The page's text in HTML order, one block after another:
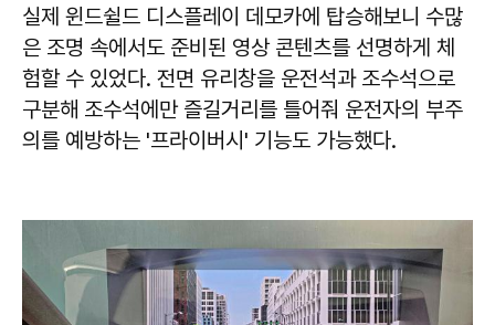
실제 윈드쉴드 디스플레이 데모카에 탑승해보니 수많
은 조명 속에서도 준비된 영상 콘텐츠를 선명하게 체
험할 수 있었다. 전면 유리창을 운전석과 조수석으로
구분해 조수석에만 즐길거리를 틀어줘 운전자의 부주
의를 예방하는 '프라이버시' 기능도 가능했다.